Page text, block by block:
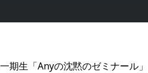
期生「Anyの沈黙のゼミナール」